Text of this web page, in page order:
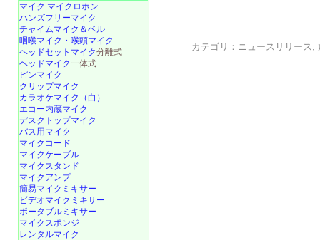
カテゴリ： ニュースリリース ,
マイク マイクロホン
ハンズフリーマイク
チャイムマイク＆ベル
咽喉マイク・喉頭マイク
ヘッドセットマイク分離式
ヘッドマイク一体式
ピンマイク
クリップマイク
カラオケマイク（白）
エコー内蔵マイク
デスクトップマイク
バス用マイク
マイクコード
マイクケーブル
マイクスタンド
マイクアンプ
簡易マイクミキサー
ビデオマイクミキサー
ポータブルミキサー
マイクスポンジ
レンタルマイク